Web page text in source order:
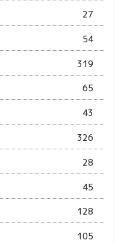
27
54
319
65
43
326
28
45
128
105